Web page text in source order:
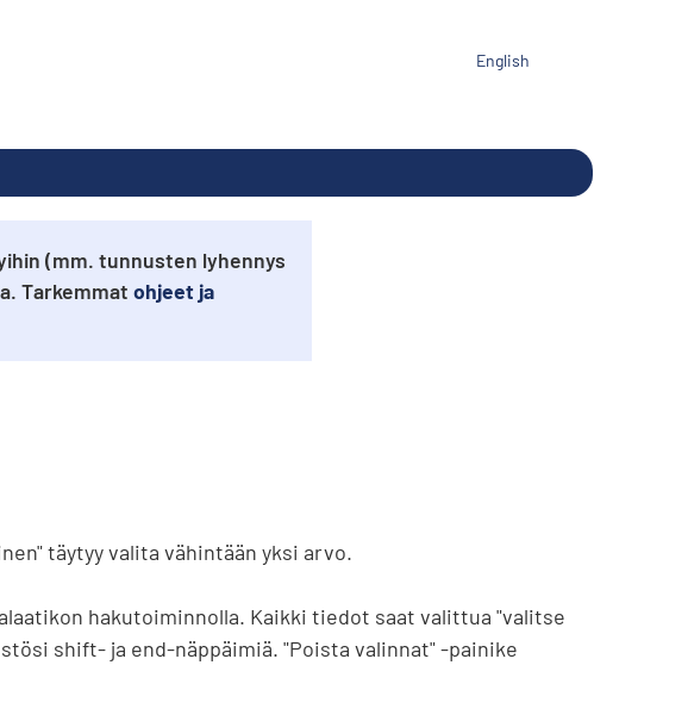
English
(mm. tunnusten lyhennys
Tarkemmat ohjeet ja
täytyy valita vähintään yksi arvo.
hakutoiminnolla. Kaikki tiedot saat valittua "valitse
shift- ja end-näppäimiä. "Poista valinnat" -painike